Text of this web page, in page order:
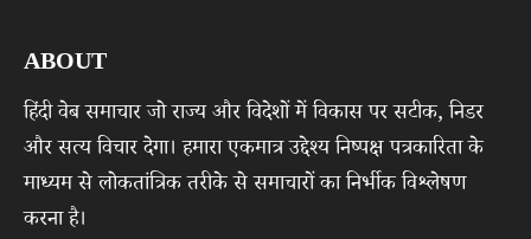
ABOUT
हिंदी वेब समाचार जो राज्य और विदेशों में विकास पर सटीक, निडर
और सत्य विचार देगा। हमारा एकमात्र उद्देश्य निष्पक्ष पत्रकारिता के
माध्यम से लोकतांत्रिक तरीके से समाचारों का निर्भीक विश्लेषण
करना है।